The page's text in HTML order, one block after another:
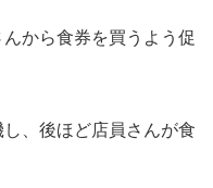
から食券を買うよう促
、後ほど店員さんが食